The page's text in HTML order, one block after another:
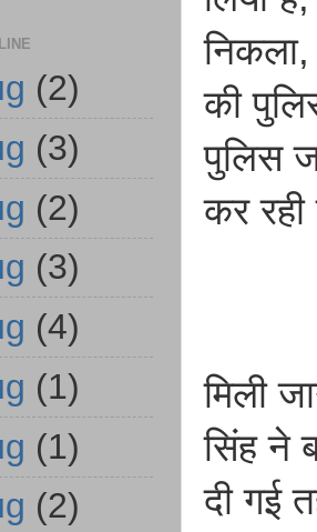
की
पुलिस
कर
मिली
सिंह ने
दी गई
(2)
(3)
(2)
(3)
(4)
(1)
(1)
(2)